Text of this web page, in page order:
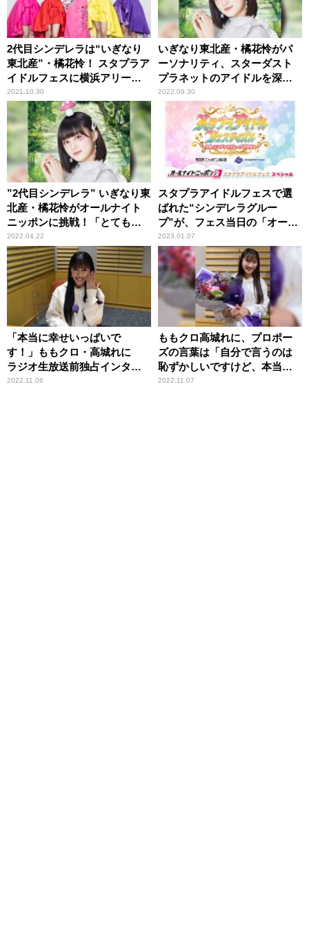
2代目シンデレラは“いぎなり
東北産”・橘花怜！ スタプラア
イドルフェスに横浜アリーナ
が大熱狂！
2021.10.30
いぎなり東北産・橘花怜がパ
ーソナリティ、スターダスト
プラネットのアイドルを深堀
りするラジオ番組がスター
ト！
2022.09.30
”2代目シンデレラ” いぎなり東
北産・橘花怜がオールナイト
ニッポンに挑戦！「とてもド
キドキしています！」
2022.04.22
スタプラアイドルフェスで選
ばれた“シンデレラグルー
プ”が、フェス当日の「オール
ナイトニッポン0(ZERO)」を
担当！
2023.01.07
「本当に幸せいっぱいで
す！」ももクロ・高城れに
ラジオ生放送前独占インタビ
ュー ～日ハム・宇佐見真吾
2022.11.06
ももクロ高城れに、プロポー
ズの言葉は「自分で言うのは
恥ずかしいですけど、本当に
ストレートに……」
2022.11.07